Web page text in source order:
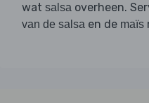
wat salsa overheen.
van de salsa en de maïs